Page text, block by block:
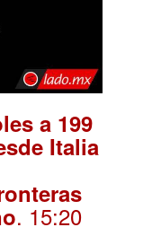
a 199
Italia
. 15:20